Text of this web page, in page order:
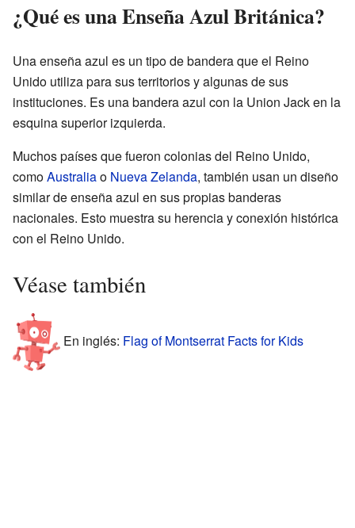
¿Qué es una Enseña Azul Británica?
Una enseña azul es un tipo de bandera que el Reino
Unido utiliza para sus territorios y algunas de sus
instituciones. Es una bandera azul con la Union Jack en la
esquina superior izquierda.
Muchos países que fueron colonias del Reino Unido,
comoAustraliao Nueva Zelanda, también usan un diseño
similar de enseña azul en sus propias banderas
nacionales. Esto muestra su herencia y conexión histórica
con el Reino Unido.
Véase también
En inglés: Flag of Montserrat Facts for Kids